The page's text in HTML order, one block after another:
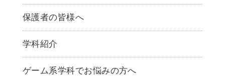
保護者の皆様へ
学科紹介
ゲームクリエイター学科
CG学科
ゲーム系学科でお悩みの方へ